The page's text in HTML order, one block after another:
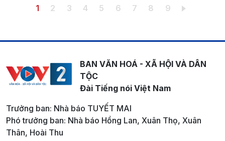
Pagination
Trang hiện thời
1 Trang
2 Trang
3 Trang
4 Trang
5 Trang
6 Trang
7 Trang
8 Trang
9
BAN VĂN HOÁ - XÃ HỘI VÀ DÂN
TỘC
Đài Tiếng nói Việt Nam
Trưởng ban: Nhà báo TUYẾT MAI
Phó trưởng ban: Nhà báo Hồng Lan, Xuân Thọ, Xuân
Thân, Hoài Thu